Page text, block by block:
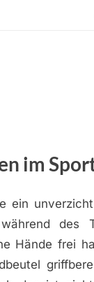
im
ein
des
Hände frei